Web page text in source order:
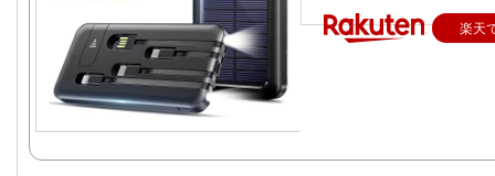
楽天